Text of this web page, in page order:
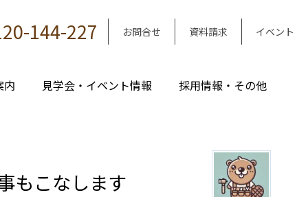
144-227 お問合せ 資料請求 イベント
内 見学会・イベント情報 採用情報・その他
もこなします